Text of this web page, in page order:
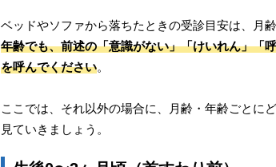
ベッドやソファから落ちたときの受診目安は、月
年齢でも、前述の「意識がない」「けいれん」「
を呼んでください。
ここでは、それ以外の場合に、月齢・年齢ごとに
見ていきましょう。